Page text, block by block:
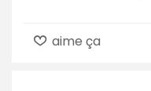
aime ça